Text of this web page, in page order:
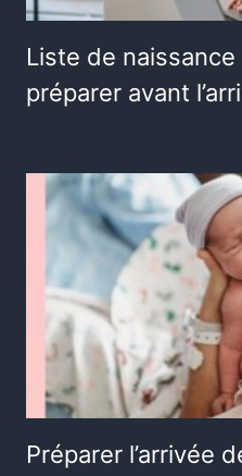
Liste de
préparer avant
Préparer l’arrivée